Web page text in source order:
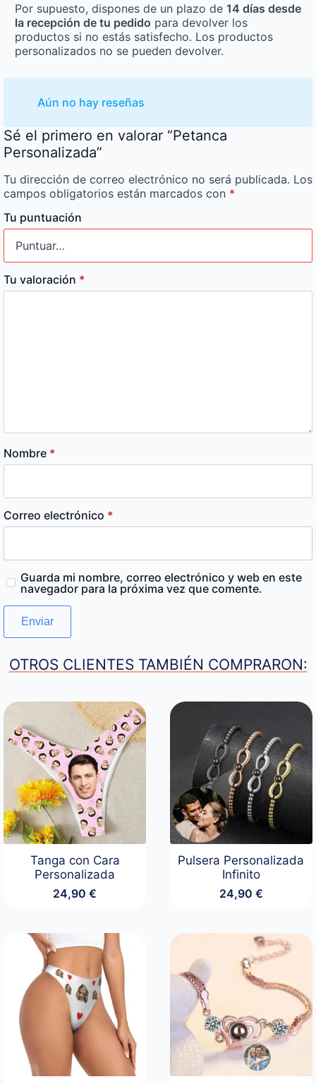
Por supuesto, dispones de un plazo de 14 días desde
la recepción de tu pedido para devolver los
productos si no estás satisfecho. Los productos
personalizados no se pueden devolver.
Aún no hay reseñas
Sé el primero en valorar “Petanca
Personalizada”
Tu dirección de correo electrónico no será publicada. Los
campos obligatorios están marcados con *
Tu puntuación
Tu valoración *
Nombre *
Correo electrónico *
Guarda mi nombre, correo electrónico y web en este
navegador para la próxima vez que comente.
OTROS CLIENTES TAMBIÉN COMPRARON:
Tanga con Cara
Personalizada
24,90€
Pulsera Personalizada
Infinito
24,90 €